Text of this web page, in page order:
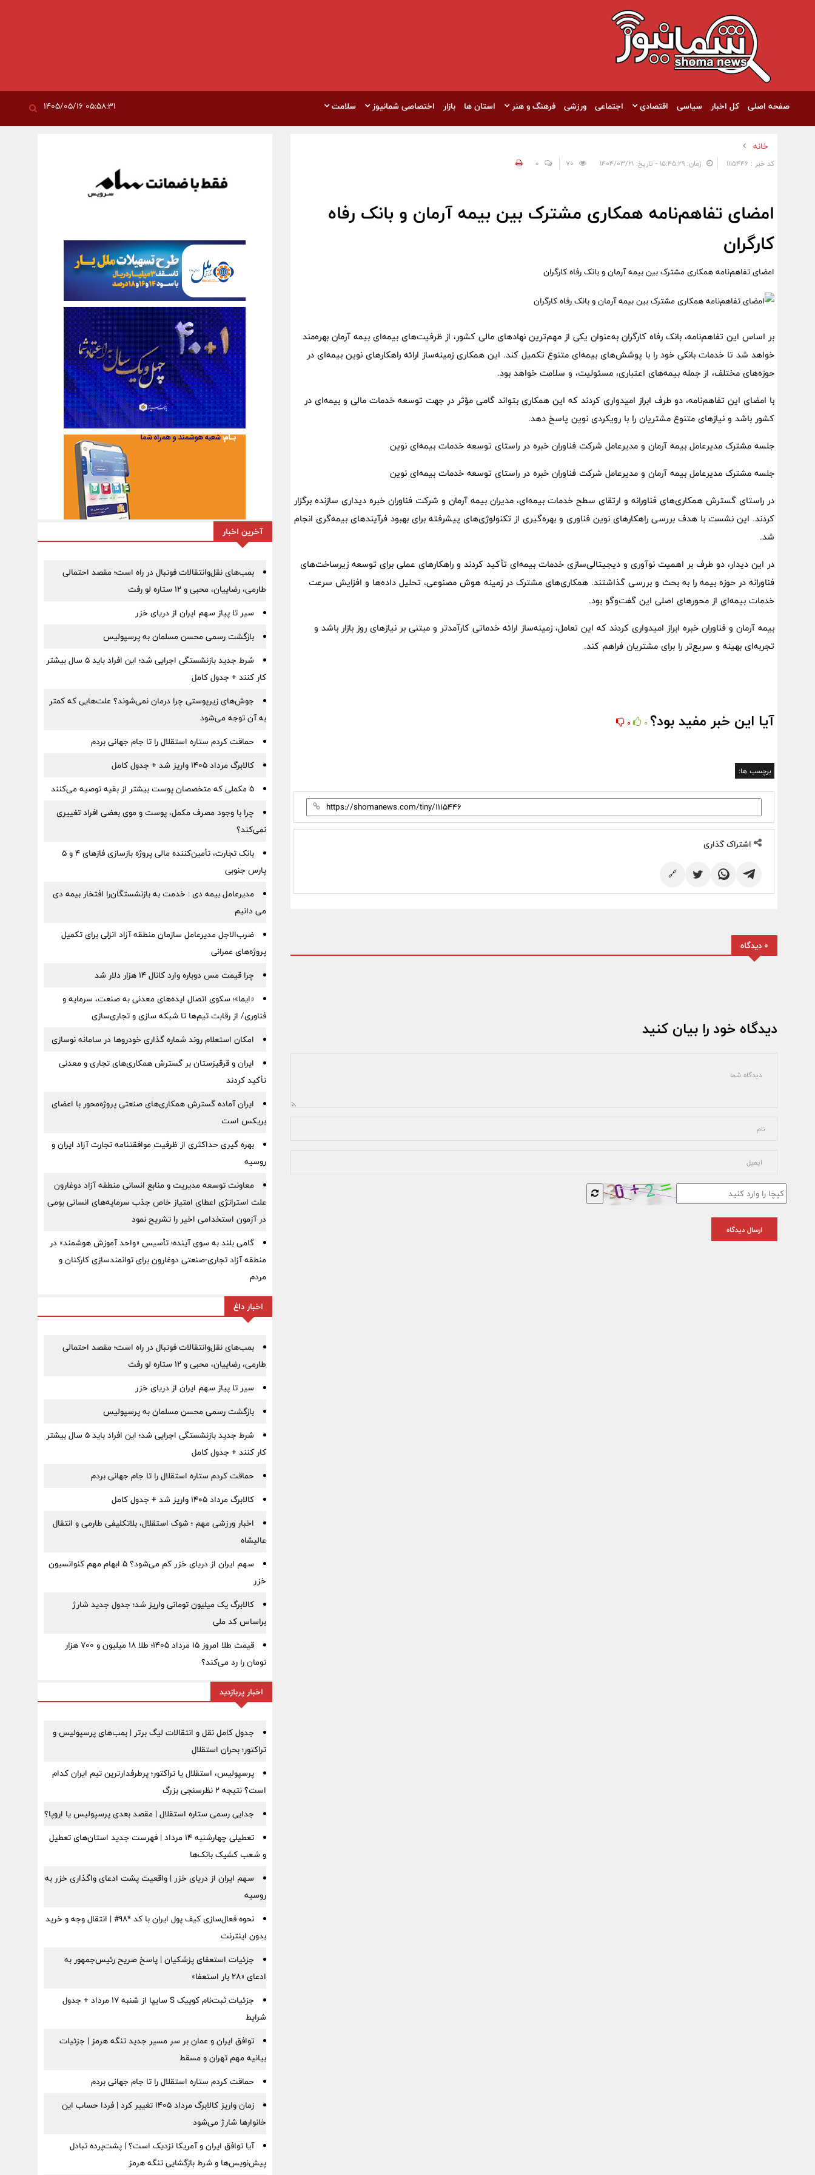
صفحه اصلی کل اخبار سیاسی اقتصادی اجتماعی ورزشی فرهنگ و هنر استان ها بازار اختصاصی شمانیوز سلامت
خانه
کد خبر : 1115446 زمان: ۱۵:۴۵:۲۹ - تاریخ: ۱۴۰۴/۰۳/۲۱ 0
امضای تفاهم‌نامه همکاری مشترک بین بیمه آرمان و بانک رفاه
کارگران
امضای تفاهم‌نامه همکاری مشترک بین بیمه آرمان و بانک رفاه کارگران
بر اساس این تفاهم‌نامه، بانک رفاه کارگران به‌عنوان یکی از مهم‌ترین نهادهای مالی کشور، از ظرفیت‌های بیمه‌ای بیمه آرمان بهره‌مند
خواهد شد تا خدمات بانکی خود را با پوشش‌های بیمه‌ای متنوع تکمیل کند. این همکاری زمینه‌ساز ارائه راهکارهای نوین بیمه‌ای در
حوزه‌های مختلف، از جمله بیمه‌های اعتباری، مسئولیت، و سلامت خواهد بود.
با امضای این تفاهم‌نامه، دو طرف ابراز امیدواری کردند که این همکاری بتواند گامی مؤثر در جهت توسعه خدمات مالی و بیمه‌ای در
کشور باشد و نیازهای متنوع مشتریان را با رویکردی نوین پاسخ دهد.
جلسه مشترک مدیرعامل بیمه آرمان و مدیرعامل شرکت فناوران خبره در راستای توسعه خدمات بیمه‌ای نوین
جلسه مشترک مدیرعامل بیمه آرمان و مدیرعامل شرکت فناوران خبره در راستای توسعه خدمات بیمه‌ای نوین
در راستای گسترش همکاری‌های فناورانه و ارتقای سطح خدمات بیمه‌ای، مدیران بیمه آرمان و شرکت فناوران خبره دیداری سازنده برگزار
کردند. این نشست با هدف بررسی راهکارهای نوین فناوری و بهره‌گیری از تکنولوژی‌های پیشرفته برای بهبود فرآیندهای بیمه‌گری انجام
شد.
در این دیدار، دو طرف بر اهمیت نوآوری و دیجیتالی‌سازی خدمات بیمه‌ای تأکید کردند و راهکارهای عملی برای توسعه زیرساخت‌های
فناورانه در حوزه بیمه را به بحث و بررسی گذاشتند. همکاری‌های مشترک در زمینه هوش مصنوعی، تحلیل داده‌ها و افزایش سرعت
خدمات بیمه‌ای از محورهای اصلی این گفت‌وگو بود.
بیمه آرمان و فناوران خبره ابراز امیدواری کردند که این تعامل، زمینه‌ساز ارائه خدماتی کارآمدتر و مبتنی بر نیازهای روز بازار باشد و
تجربه‌ای بهینه و سریع‌تر را برای مشتریان فراهم کند.
آیا این خبر مفید بود؟ 0
0
برچسب ها:
اشتراک گذاری
🔗
0 دیدگاه
دیدگاه خود را بیان کنید
ارسال دیدگاه
آخرین اخبار
بمب‌های نقل‌وانتقالات فوتبال در راه است؛ مقصد احتمالی
طارمی، رضاییان، محبی و ۱۲ ستاره لو رفت
سیر تا پیاز سهم ایران از دریای خزر
بازگشت رسمی محسن مسلمان به پرسپولیس
شرط جدید بازنشستگی اجرایی شد؛ این افراد باید ۵ سال بیشتر
کار کنند + جدول کامل
جوش‌های زیرپوستی چرا درمان نمی‌شوند؟ علت‌هایی که کمتر
به آن توجه می‌شود
حماقت کردم ستاره استقلال را تا جام جهانی بردم
کالابرگ مرداد ۱۴۰۵ واریز شد + جدول کامل
۵ مکملی که متخصصان پوست بیشتر از بقیه توصیه می‌کنند
چرا با وجود مصرف مکمل، پوست و موی بعضی افراد تغییری
نمی‌کند؟
بانک تجارت، تأمین‌کننده مالی پروژه بازسازی فازهای ۴ و ۵
پارس جنوبی
مدیرعامل بیمه دی : خدمت به بازنشستگان‌را افتخار بیمه دی
می دانیم
ضرب‌الاجل مدیرعامل سازمان منطقه آزاد انزلی برای تكمیل
پروژه‌های عمرانی
چرا قیمت مس دوباره وارد کانال ۱۴ هزار دلار شد
«ایما»؛ سکوی اتصال ایده‌های معدنی به صنعت، سرمایه و
فناوری/ از رقابت تیم‌ها تا شبکه سازی و تجاری‌سازی
امکان استعلام روند شماره گذاری خودروها در سامانه نوسازی
ایران و قرقیزستان بر گسترش همکاری‌های تجاری و معدنی
تأکید کردند
ایران آماده گسترش همکاری‌های صنعتی پروژه‌محور با اعضای
بریکس است
بهره گیری حداکثری از ظرفیت موافقتنامه تجارت آزاد ایران و
روسیه
معاونت توسعه مدیریت و منابع انسانی منطقه آزاد دوغارون
علت استراتژی اعطای امتیاز خاص جذب سرمایه‌های انسانی بومی
در آزمون استخدامی اخیر را تشریح نمود
گامی بلند به سوی آینده؛ تأسیس «واحد آموزش هوشمند» در
منطقه آزاد تجاری-صنعتی دوغارون برای توانمندسازی کارکنان و
مردم
اخبار داغ
بمب‌های نقل‌وانتقالات فوتبال در راه است؛ مقصد احتمالی
طارمی، رضاییان، محبی و ۱۲ ستاره لو رفت
سیر تا پیاز سهم ایران از دریای خزر
بازگشت رسمی محسن مسلمان به پرسپولیس
شرط جدید بازنشستگی اجرایی شد؛ این افراد باید ۵ سال بیشتر
کار کنند + جدول کامل
حماقت کردم ستاره استقلال را تا جام جهانی بردم
کالابرگ مرداد ۱۴۰۵ واریز شد + جدول کامل
اخبار ورزشی مهم ؛ شوک استقلال، بلاتکلیفی طارمی و انتقال
عالیشاه
سهم ایران از دریای خزر کم می‌شود؟ ۵ ابهام مهم کنوانسیون
خزر
کالابرگ یک میلیون تومانی واریز شد؛ جدول جدید شارژ
براساس کد ملی
قیمت طلا امروز ۱۵ مرداد ۱۴۰۵؛ طلا ۱۸ میلیون و ۷۰۰ هزار
تومان را رد می‌کند؟
اخبار پربازدید
جدول کامل نقل و انتقالات لیگ برتر | بمب‌های پرسپولیس و
تراکتور؛ بحران استقلال
پرسپولیس، استقلال یا تراکتور؛ پرطرفدارترین تیم ایران کدام
است؟ نتیجه ۲ نظرسنجی بزرگ
جدایی رسمی ستاره استقلال | مقصد بعدی پرسپولیس یا اروپا؟
تعطیلی چهارشنبه ۱۴ مرداد | فهرست جدید استان‌های تعطیل
و شعب کشیک بانک‌ها
سهم ایران از دریای خزر | واقعیت پشت ادعای واگذاری خزر به
روسیه
نحوه فعال‌سازی کیف پول ایران با کد *98# | انتقال وجه و خرید
بدون اینترنت
جزئیات استعفای پزشکیان | پاسخ صریح رئیس‌جمهور به
ادعای «۲۸ بار استعفا»
جزئیات ثبت‌نام کوییک S سایپا از شنبه ۱۷ مرداد + جدول
شرایط
توافق ایران و عمان بر سر مسیر جدید تنگه هرمز | جزئیات
بیانیه مهم تهران و مسقط
حماقت کردم ستاره استقلال را تا جام جهانی بردم
زمان واریز کالابرگ مرداد ۱۴۰۵ تغییر کرد | فردا حساب این
خانوارها شارژ می‌شود
آیا توافق ایران و آمریکا نزدیک است؟ | پشت‌پرده تبادل
پیش‌نویس‌ها و شرط بازگشایی تنگه هرمز